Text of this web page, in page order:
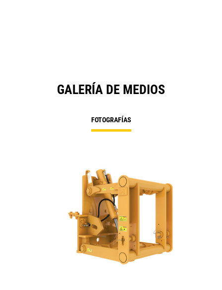
GALERÍA DE MEDIOS
FOTOGRAFÍAS